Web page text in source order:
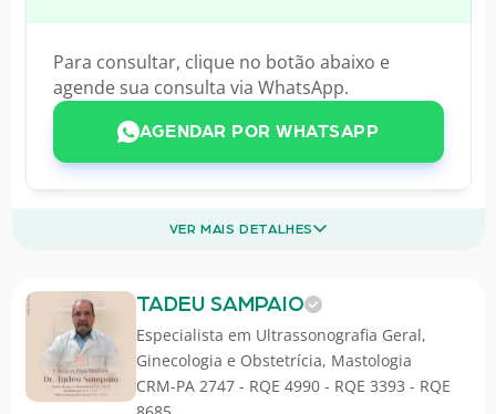
Para consultar, clique no botão abaixo e
agende sua consulta via WhatsApp.
AGENDAR POR WHATSAPP
VER MAIS DETALHES
TADEU SAMPAIO
Especialista em Ultrassonografia Geral,
Ginecologia e Obstetrícia, Mastologia
CRM-PA 2747 - RQE 4990 - RQE 3393 - RQE